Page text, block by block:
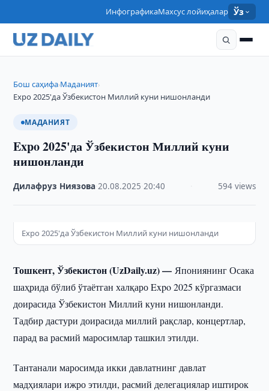
ИнфографикаМахсус лойиҳалар Ўз
Бош саҳифа›Маданият›
Expo 2025'да Ўзбекистон Миллий куни нишонланди
МАДАНИЯТ
Expo 2025'да Ўзбекистон Миллий куни
нишонланди
Дилафруз Ниязова ·20.08.2025 ·20:40 594 views
Expo 2025'да Ўзбекистон Миллий куни нишонланди
Тошкент, Ўзбекистон (UzDaily.uz) —Япониянинг Осака
шаҳрида бўлиб ўтаётган халқаро Expo 2025 кўргазмаси
доирасида Ўзбекистон Миллий куни нишонланди.
Тадбир дастури доирасида миллий рақслар, концертлар,
парад ва расмий маросимлар ташкил этилди.
Тантанали маросимда икки давлатнинг давлат
мадҳиялари ижро этилди, расмий делегациялар иштирок